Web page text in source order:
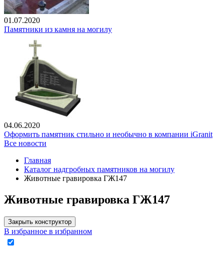
01.07.2020
Памятники из камня на могилу
04.06.2020
Оформить памятник стильно и необычно в компании iGranit
Все новости
Главная
Каталог надгробных памятников на могилу
Животные гравировка ГЖ147
Животные гравировка ГЖ147
Закрыть конструктор
В избранное в избранном